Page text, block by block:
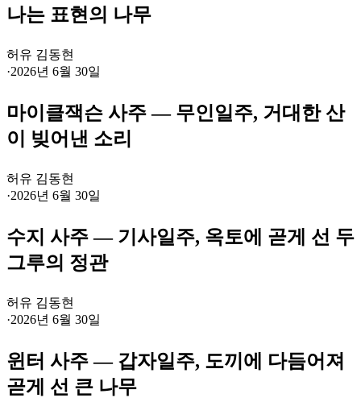
나는 표현의 나무
허유 김동현
·2026년 6월 30일
마이클잭슨 사주 — 무인일주, 거대한 산
이 빚어낸 소리
허유 김동현
·2026년 6월 30일
수지 사주 — 기사일주, 옥토에 곧게 선 두
그루의 정관
허유 김동현
·2026년 6월 30일
윈터 사주 — 갑자일주, 도끼에 다듬어져
곧게 선 큰 나무